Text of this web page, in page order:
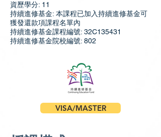
資歷學分: 11
持續進修基金: 本課程已加入持續進修基金可
獲發還款項課程名單內
持續進修基金課程編號: 32C135431
持續進修基金院校編號: 802
VISA/MASTER